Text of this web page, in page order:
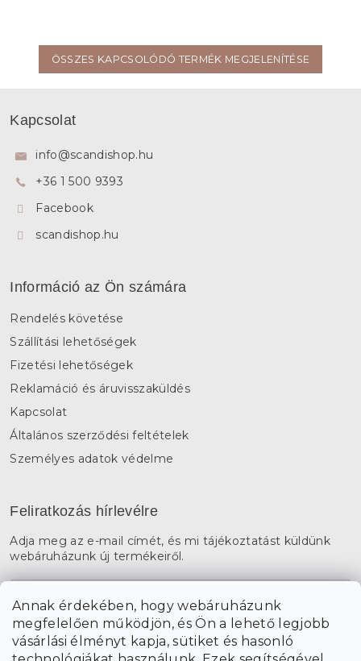
Annak érdekében, hogy webáruházunk
megfelelően működjön, és Ön a lehető legjobb
vásárlási élményt kapja, sütiket és hasonló
ÖSSZES KAPCSOLÓDÓ TERMÉK MEGJELENÍTÉSE
Kapcsolat
info@scandishop.hu
+36 1 500 9393
Facebook
scandishop.hu
Információ az Ön számára
Rendelés követése
Szállítási lehetőségek
Fizetési lehetőségek
Reklamáció és áruvisszaküldés
Kapcsolat
Általános szerződési feltételek
Személyes adatok védelme
Feliratkozás hírlevélre
Adja meg az e-mail címét, és mi tájékoztatást küldünk
webáruházunk új termékeiről.
A hírlevelekre való feliratkozással egyetérteka személyes
adatok feldolgozásával.